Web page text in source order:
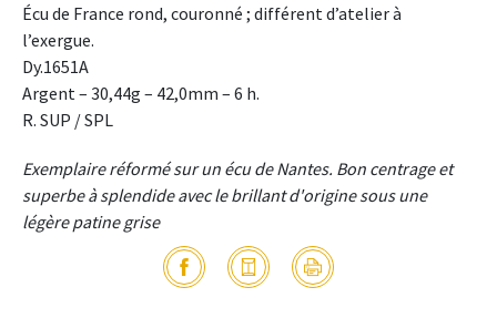
Écu de France rond, couronné ; différent d’atelier à
l’exergue.
Dy.1651A
Argent – 30,44g – 42,0mm – 6 h.
R. SUP / SPL
Exemplaire réformé sur un écu de Nantes. Bon centrage et
superbe à splendide avec le brillant d'origine sous une
légère patine grise